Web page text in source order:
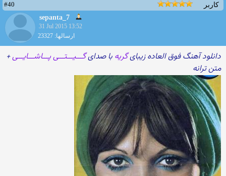
کاربر
#40
sepanta_7
31 Jul 2015 13:52
ارسالها: 23327
دانلود آهنگ فوق العاده زیبایگریه با صدایگـــیـــتـــی پـــاشـــایـــی+
متن ترانه